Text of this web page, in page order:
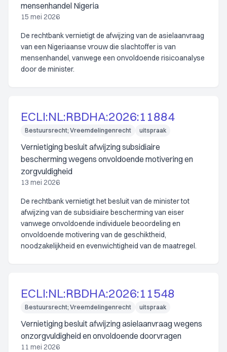
mensenhandel Nigeria
15 mei 2026
De rechtbank vernietigt de afwijzing van de asielaanvraag
van een Nigeriaanse vrouw die slachtoffer is van
mensenhandel, vanwege een onvoldoende risicoanalyse
door de minister.
ECLI:NL:RBDHA:2026:11884
Bestuursrecht; Vreemdelingenrecht uitspraak
Vernietiging besluit afwijzing subsidiaire
bescherming wegens onvoldoende motivering en
zorgvuldigheid
13 mei 2026
De rechtbank vernietigt het besluit van de minister tot
afwijzing van de subsidiaire bescherming van eiser
vanwege onvoldoende individuele beoordeling en
onvoldoende motivering van de geschiktheid,
noodzakelijkheid en evenwichtigheid van de maatregel.
ECLI:NL:RBDHA:2026:11548
Bestuursrecht; Vreemdelingenrecht uitspraak
Vernietiging besluit afwijzing asielaanvraag wegens
onzorgvuldigheid en onvoldoende doorvragen
11 mei 2026